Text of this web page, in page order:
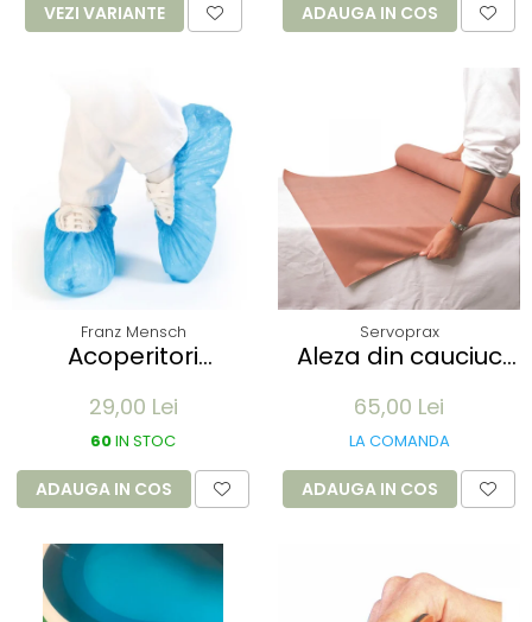
VEZI VARIANTE ADAUGA IN COS
Franz Mensch
Acoperitori
din CPE - albastru
41x15 cm, 25 my
unica folosinta - 100
buc
29,00 Lei
60IN STOC
ADAUGA IN COS
Servoprax
Aleza din cauciuc
90x100cm - culoare
alb
65,00 Lei
LA COMANDA
ADAUGA IN COS